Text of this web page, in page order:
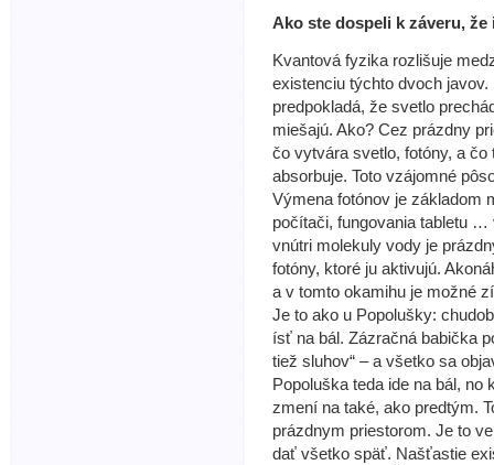
Ako ste dospeli k záveru,
Kvantová fyzika rozlišuje
existenciu týchto dvoch
predpokladá, že svetlo
miešajú. Ako? Cez prázdny
čo vytvára svetlo, fotóny, a
absorbuje. Toto vzájomné
Výmena fotónov je základom
počítači, fungovania tabletu …
vnútri molekuly vody je
fotóny, ktoré ju aktivujú.
a v tomto okamihu je možné
Je to ako u Popolušky:
ísť na bál. Zázračná babička
tiež sluhov“ – a všetko sa
Popoluška teda ide na bál,
zmení na také, ako predtým.
prázdnym priestorom. Je to
dať všetko späť. Našťastie